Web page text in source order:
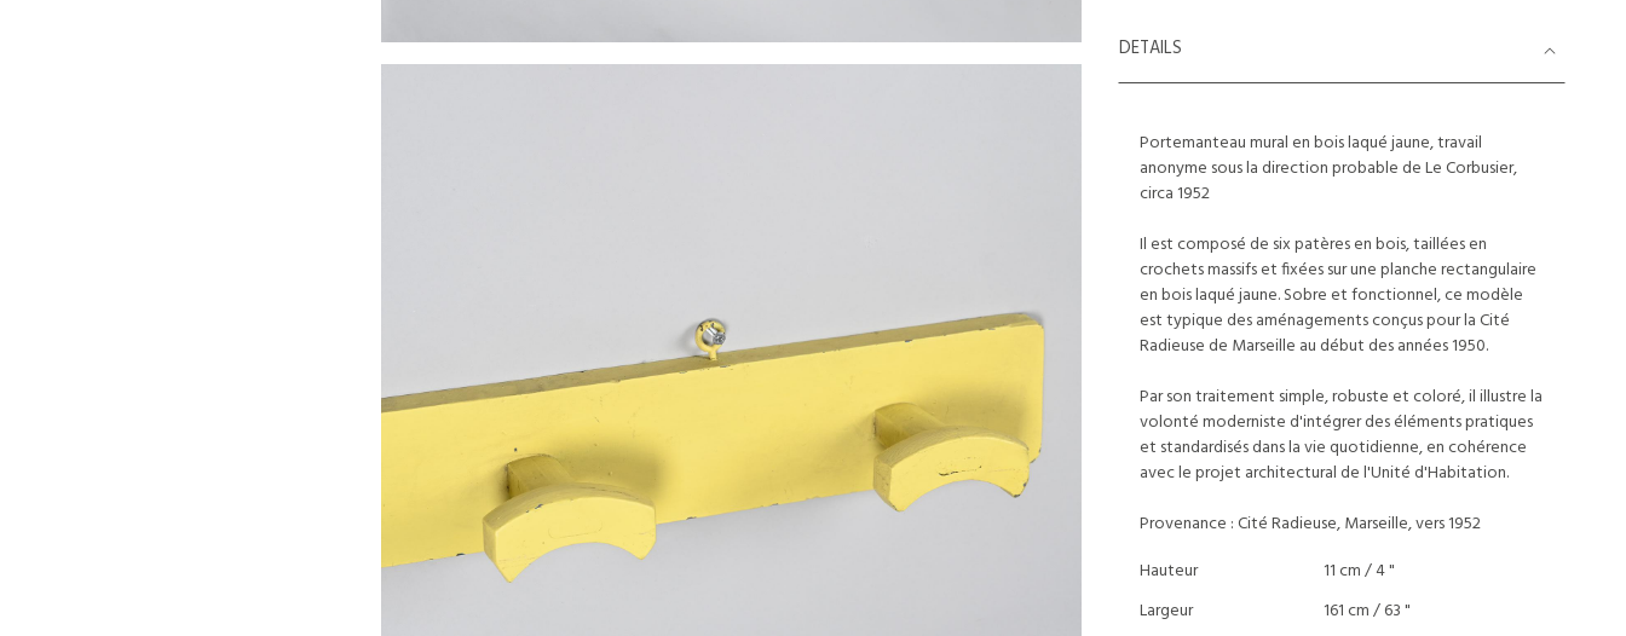
DETAILS
Portemanteau mural en bois laqué jaune, travail
anonyme sous la direction probable de Le Corbusier,
circa 1952
Il est composé de six patères en bois, taillées en
crochets massifs et fixées sur une planche rectangulaire
en bois laqué jaune. Sobre et fonctionnel, ce modèle
est typique des aménagements conçus pour la Cité
Radieuse de Marseille au début des années 1950.
Par son traitement simple, robuste et coloré, il illustre la
volonté moderniste d'intégrer des éléments pratiques
et standardisés dans la vie quotidienne, en cohérence
avec le projet architectural de l'Unité d'Habitation.
Provenance : Cité Radieuse, Marseille, vers 1952
Hauteur
11 cm / 4 "
Largeur
161 cm / 63 "